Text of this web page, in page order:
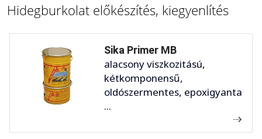
Hidegburkolat előkészítés, kiegyenlítés
Sika Primer MB
alacsony viszkozitású,
kétkomponensű,
oldószermentes, epoxigyanta
...